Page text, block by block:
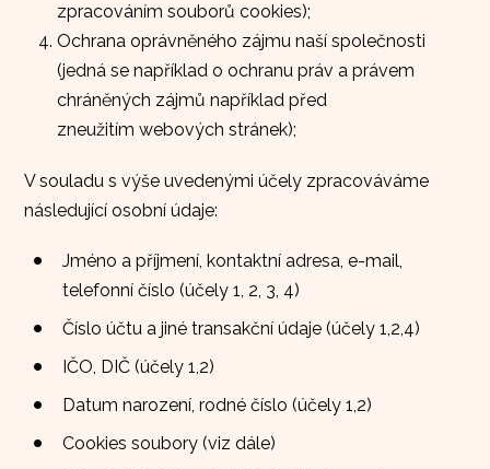
zpracováním souborů cookies);
Ochrana oprávněného zájmu naší společnosti
(jedná se například o ochranu práv a právem
chráněných zájmů například před
zneužitím webových stránek);
V souladu s výše uvedenými účely zpracováváme
následující osobní údaje:
Jméno a příjmení, kontaktní adresa, e-mail,
telefonní číslo (účely 1, 2, 3, 4)
Číslo účtu a jiné transakční údaje (účely 1,2,4)
IČO, DIČ (účely 1,2)
Datum narození, rodné číslo (účely 1,2)
Cookies soubory (viz dále)